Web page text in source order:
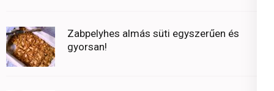
Zabpelyhes almás süti egyszerűen és
gyorsan!